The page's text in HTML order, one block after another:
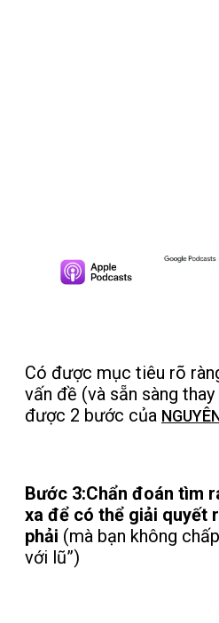
Có được mục tiêu rõ
vấn đề (và sẵn sàng
được 2 bước của
Bước 3:Chẩn đoán tìm
xa để có thể giải quyết
phải (mà bạn không
với lũ”)